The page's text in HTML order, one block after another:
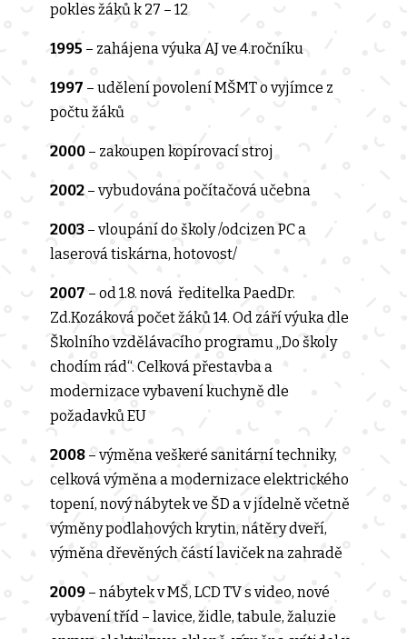
pokles žáků k 27 – 12
1995 – zahájena výuka AJ ve 4.ročníku
1997 – udělení povolení MŠMT o vyjímce z
počtu žáků
2000– zakoupen kopírovací stroj
2002– vybudována počítačová učebna
2003– vloupání do školy /odcizen PC a
laserová tiskárna, hotovost/
2007 – od 1.8. nová ředitelka PaedDr.
Zd.Kozáková počet žáků 14. Od září výuka dle
Školního vzdělávacího programu „Do školy
chodím rád“. Celková přestavba a
modernizace vybavení kuchyně dle
požadavků EU
2008– výměna veškeré sanitární techniky,
celková výměna a modernizace elektrického
topení, nový nábytek ve ŠD a v jídelně včetně
výměny podlahových krytin, nátěry dveří,
výměna dřevěných částí laviček na zahradě
2009– nábytek v MŠ, LCD TV s video, nové
vybavení tříd – lavice, židle, tabule, žaluzie